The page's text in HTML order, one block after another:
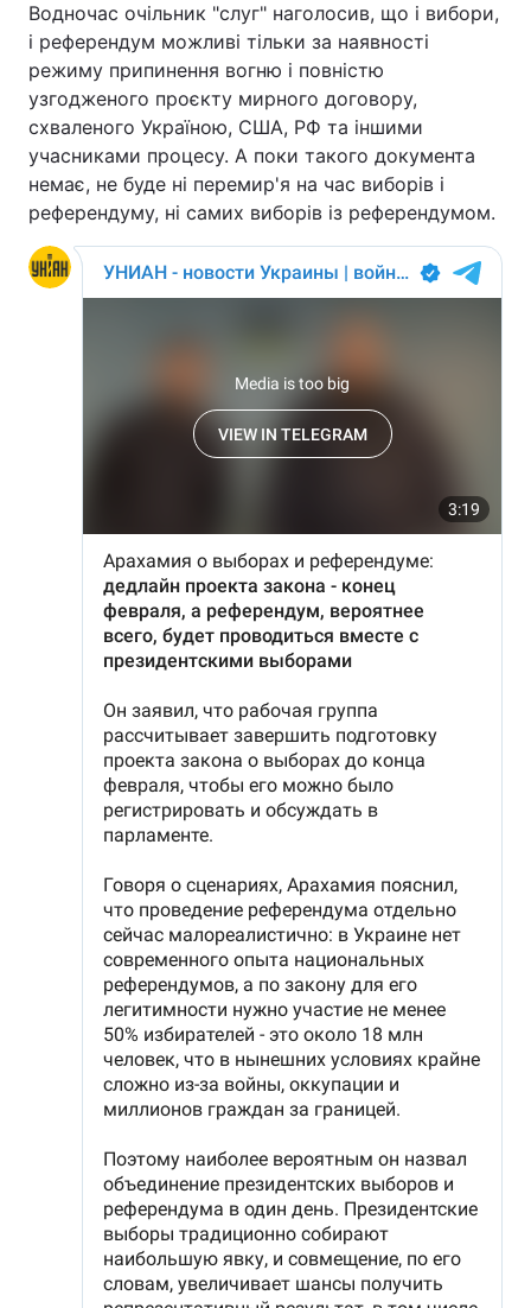
Водночас очільник "слуг" наголосив, що і вибори,
і референдум можливі тільки за наявності
режиму припинення вогню і повністю
узгодженого проєкту мирного договору,
схваленого Україною, США, РФ та іншими
учасниками процесу. А поки такого документа
немає, не буде ні перемир'я на час виборів і
референдуму, ні самих виборів із референдумом.